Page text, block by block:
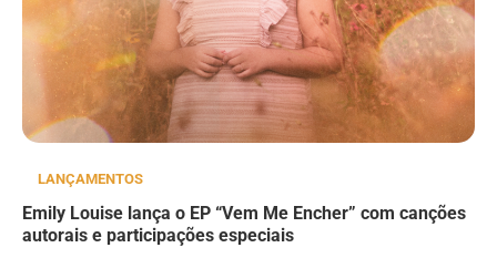
LANÇAMENTOS
Emily Louise lança o EP “Vem Me Encher” com canções
autorais e participações especiais